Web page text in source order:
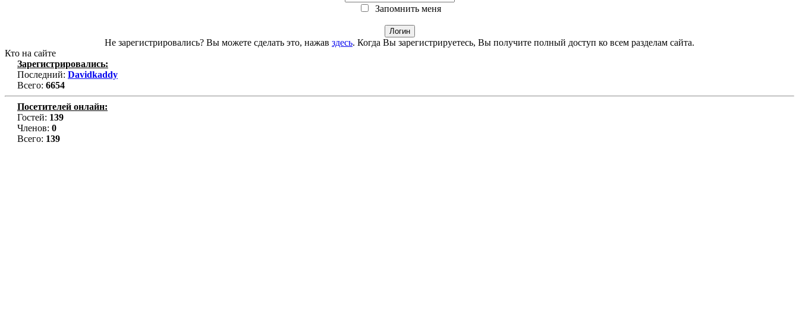
Запомнить меня
Не зарегистрировались? Вы можете сделать это, нажав здесь. Когда Вы зарегистрируетесь, Вы получите полный доступ ко всем разделам сайта.
Кто на сайте
Зарегистрировались:
Последний: Davidkaddy
Всего: 6654
Посетителей онлайн:
Гостей: 139
Членов: 0
Всего: 139